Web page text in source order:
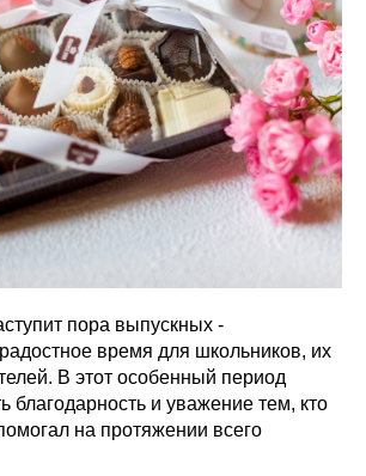
пора выпускных -
время для школьников, их
В этот особенный период
благодарность и уважение тем, кто
на протяжении всего